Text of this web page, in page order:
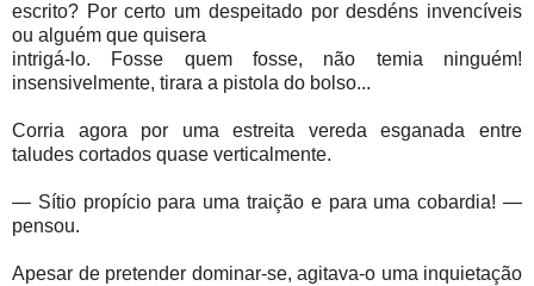
escrito? Por certo um despeitado por desdéns invencíveis
ou alguém que quisera
intrigá-lo. Fosse quem fosse, não temia ninguém!
insensivelmente, tirara a pistola do bolso...
Corria agora por uma estreita vereda esganada entre
taludes cortados quase verticalmente.
— Sítio propício para uma traição e para uma cobardia! —
pensou.
Apesar de pretender dominar-se, agitava-o uma inquietação